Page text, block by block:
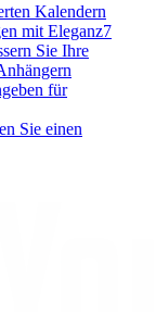
Kalendern
mit Eleganz7
Sie Ihre
für
Sie einen